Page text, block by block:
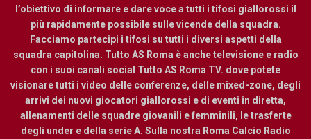
l’obiettivo di informare e dare voce a tutti i tifosi giallorossi il
più rapidamente possibile sulle vicende della squadra.
Facciamo partecipi i tifosi su tutti i diversi aspetti della
squadra capitolina. Tutto AS Roma è anche televisione e radio
con i suoi canali social Tutto AS Roma TV. dove potete
visionare tutti i video delle conferenze, delle mixed-zone, degli
arrivi dei nuovi giocatori giallorossi e di eventi in diretta,
allenamenti delle squadre giovanili e femminili, le trasferte
degli under e della serie A. Sulla nostra Roma Calcio Radio